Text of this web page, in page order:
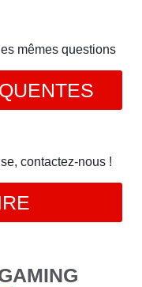
mêmes questions
contactez-nous !